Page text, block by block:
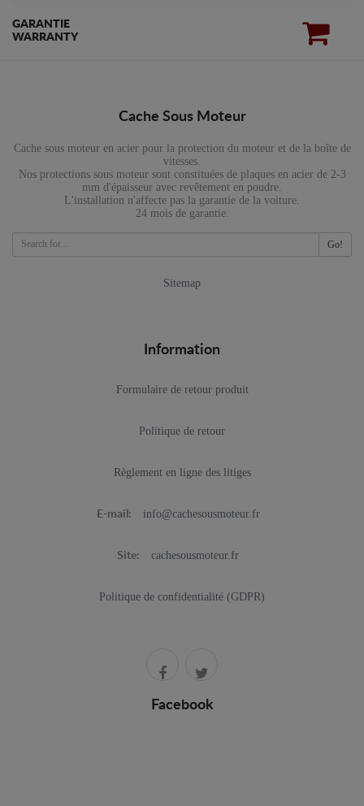
GARANTIE
WARRANTY
Cache Sous Moteur
Cache sous moteur en acier pour la protection du moteur et de la boîte de
vitesses.
Nos protections sous moteur sont constituées de plaques en acier de 2-3
mm d'épaisseur avec revêtement en poudre.
L'installation n'affecte pas la garantie de la voiture.
24 mois de garantie.
Go!
Sitemap
Information
Formulaire de retour produit
Politique de retour
Règlement en ligne des litiges
E-mail: info@cachesousmoteur.fr
Site: cachesousmoteur.fr
Politique de confidentialité (GDPR)
Facebook